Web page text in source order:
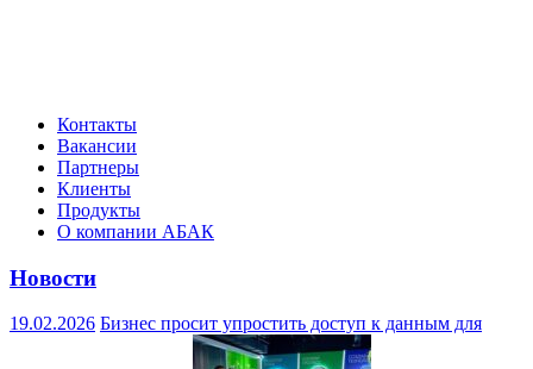
Контакты
Вакансии
Партнеры
Клиенты
Продукты
О компании АБАК
Новости
19.02.2026 Бизнес просит упростить доступ к данным для